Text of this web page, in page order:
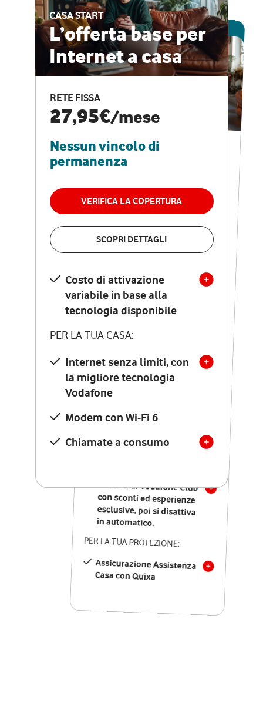
CASA START
L’offerta base per
Internet a casa
RETE FISSA
27,95€/mese
Nessun vincolo di
permanenza
VERIFICA LA COPERTURA
SCOPRI DETTAGLI
Costo di attivazione
variabile in base alla
tecnologia disponibile
PER LA TUA CASA:
Internet senza limiti, con
la migliore tecnologia
Vodafone
Modem con Wi-Fi 6
Chiamate a consumo
ESCLUSIVA ONLINE
CASA PRO
Internet veloce e
vantaggi speciali
RETE FISSA + VODAFONE CLUB
29,95€
permanenza
VERIFICA LA COPERTURA
Costo di attivazione
variabile in base alla
tecnologia disponibile
PER LA TUA CASA:
Internet senza limiti, con
la migliore tecnologia
Vodafone
Modem Seven con Wi-Fi 7
Chiamate illimitate verso
numeri fissi e mobili
nazionali
12 mesi di Vodafone Club
con sconti ed esperienze
esclusive, poi si disattiva
in automatico.
PER LA TUA PROTEZIONE:
Assicurazione Assistenza
Casa con Quixa